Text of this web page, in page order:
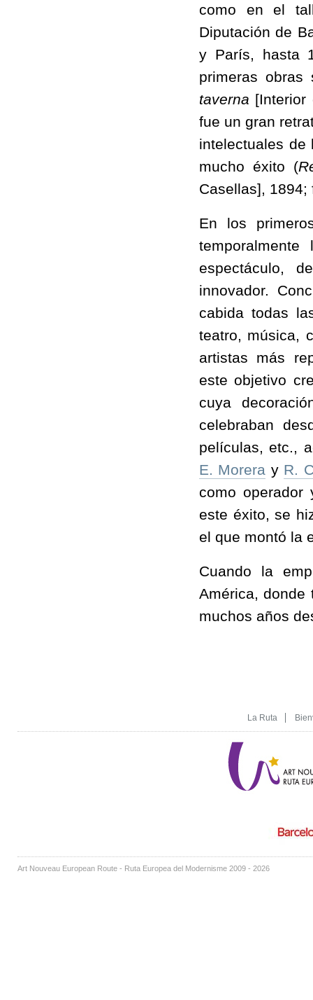
como en el
Diputación de
y París, hasta
primeras
taverna [Interior
fue un gran
intelectuales de
mucho éxito (
Casellas], 1894;
En los
espectáculo,
innovador.
cabida todas
teatro, música,
artistas más
este objetivo
cuya
celebraban
películas, etc.,
E. Morera y R.
como
este éxito, se
el que montó la
Cuando la
América, donde
muchos años
La Ruta
Art Nouveau European Route - Ruta Europea del Modernisme 2009 - 2026